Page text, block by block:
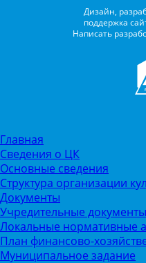
Дизайн,
поддержка
Написать
Главная
Сведения о ЦК
Основные сведения
Структура организации
Документы
Учредительные документы
Локальные нормативные
План финансово-
Муниципальное задание